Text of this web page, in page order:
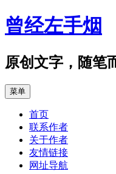
跳
至
文
曾经左手烟
原创文字，随笔
菜单
首页
联系作者
关于作者
友情链接
网址导航